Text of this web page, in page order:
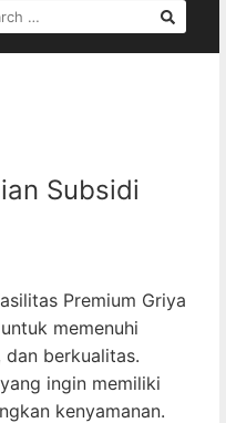
Subsidi
Premium Griya
memenuhi
dan berkualitas.
ingin memiliki
kenyamanan.